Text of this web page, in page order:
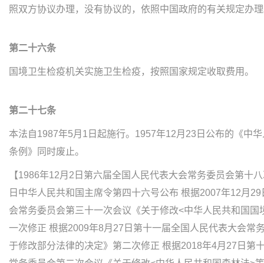
照双方协议办理，没有协议的，依照中国政府的有关规定办
第二十六条
国境卫生检疫机关实施卫生检疫，按照国家规定收取费用。
第二十七条
本法自1987年5月1日起施行。1957年12月23日公布的《中
条例》同时废止。
【1986年12月2日第六届全国人民代表大会常务委员会第十
日中华人民共和国主席令第四十六号公布 根据2007年12月
会常务委员会第三十一次会议《关于修改<中华人民共和国国
一次修正 根据2009年8月27日第十一届全国人民代表大会常
于修改部分法律的决定》第二次修正 根据2018年4月27日第